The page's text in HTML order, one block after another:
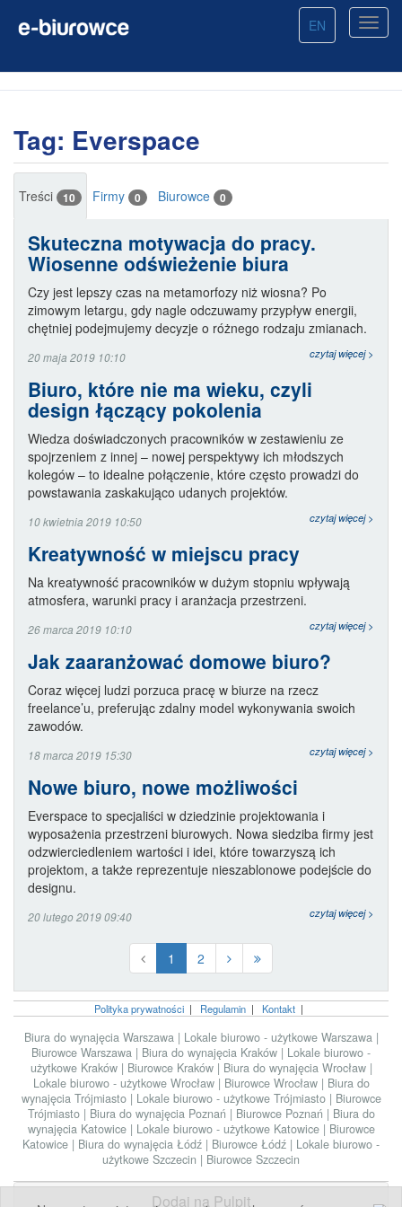
EN
Tag: Everspace
Treści 10 Firmy 0 Biurowce 0
Skuteczna motywacja do pracy.
Wiosenne odświeżenie biura
Czy jest lepszy czas na metamorfozy niż wiosna? Po
zimowym letargu, gdy nagle odczuwamy przypływ energii,
chętniej podejmujemy decyzje o różnego rodzaju zmianach.
20 maja 2019 10:10 czytaj więcej >
Biuro, które nie ma wieku, czyli
design łączący pokolenia
Wiedza doświadczonych pracowników w zestawieniu ze
spojrzeniem z innej – nowej perspektywy ich młodszych
kolegów – to idealne połączenie, które często prowadzi do
powstawania zaskakująco udanych projektów.
10 kwietnia 2019 10:50 czytaj więcej >
Kreatywność w miejscu pracy
Na kreatywność pracowników w dużym stopniu wpływają
atmosfera, warunki pracy i aranżacja przestrzeni.
26 marca 2019 10:10 czytaj więcej >
Jak zaaranżować domowe biuro?
Coraz więcej ludzi porzuca pracę w biurze na rzecz
freelance’u, preferując zdalny model wykonywania swoich
zawodów.
18 marca 2019 15:30 czytaj więcej >
Nowe biuro, nowe możliwości
Everspace to specjaliści w dziedzinie projektowania i
wyposażenia przestrzeni biurowych. Nowa siedziba firmy jest
odzwierciedleniem wartości i idei, które towarzyszą ich
projektom, a także reprezentuje nieszablonowe podejście do
designu.
20 lutego 2019 09:40 czytaj więcej >
1 2
Polityka prywatności| Regulamin| Kontakt|
Biura do wynajęcia Warszawa | Lokale biurowo - użytkowe Warszawa |
Biurowce Warszawa | Biura do wynajęcia Kraków | Lokale biurowo -
użytkowe Kraków | Biurowce Kraków | Biura do wynajęcia Wrocław |
Lokale biurowo - użytkowe Wrocław | Biurowce Wrocław | Biura do
wynajęcia Trójmiasto | Lokale biurowo - użytkowe Trójmiasto | Biurowce
Trójmiasto | Biura do wynajęcia Poznań | Biurowce Poznań | Biura do
wynajęcia Katowice | Lokale biurowo - użytkowe Katowice | Biurowce
Katowice | Biura do wynajęcia Łódź | Biurowce Łódź | Lokale biurowo -
użytkowe Szczecin | Biurowce Szczecin
Dodaj na Pulpit